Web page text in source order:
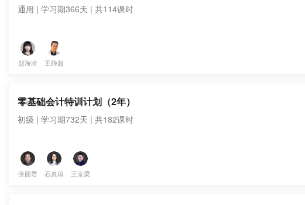
通用 | 学习期366天 | 共114课时
赵海涛 王静超
零基础会计特训计划（2年）
初级 | 学习期732天 | 共182课时
张丽君 石真琼 王京梁